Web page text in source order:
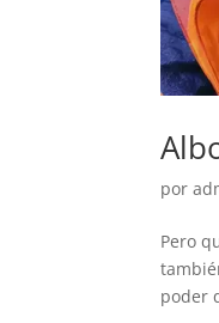
por
Pero
poder